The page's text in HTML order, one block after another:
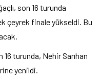
son 16 turunda
çeyrek finale yükseldi. Bu
16 turunda, Nehir Sarıhan
yenildi.